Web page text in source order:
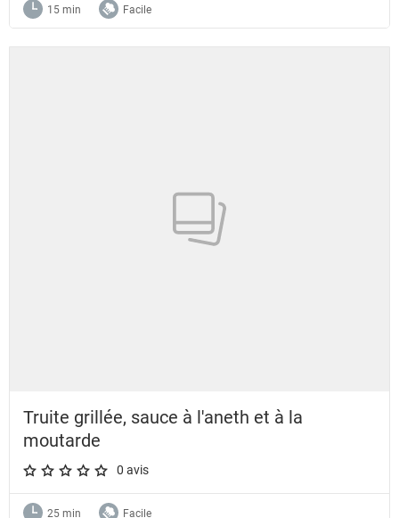
15 min Facile
Truite grillée, sauce à l'aneth et à la
moutarde
A star rating of 0 out of 5.
0 avis
25 min Facile